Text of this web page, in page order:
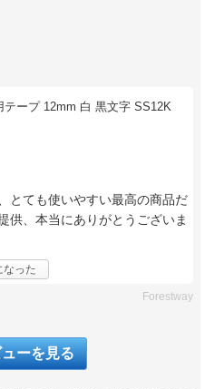
テープ 12mm 白 黒文字 SS12K
とても使いやすい最高の商品だ
供、本当にありがとうございま
なった
Forestway
ーを見る